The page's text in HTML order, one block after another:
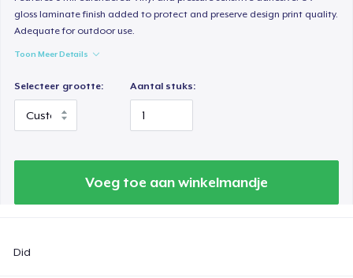
gloss laminate finish added to protect and preserve design print quality.
Adequate for outdoor use.
Toon Meer Details
Selecteer grootte: Aantal stuks:
Voeg toe aan winkelmandje
Did